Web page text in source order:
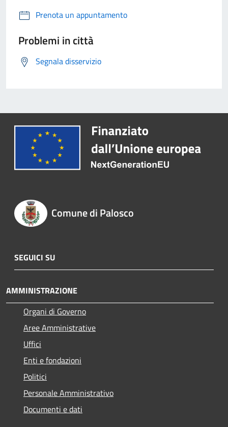
Prenota un appuntamento
Problemi in città
Segnala disservizio
Comune di Palosco
SEGUICI SU
AMMINISTRAZIONE
Organi di Governo
Aree Amministrative
Uffici
Enti e fondazioni
Politici
Personale Amministrativo
Documenti e dati